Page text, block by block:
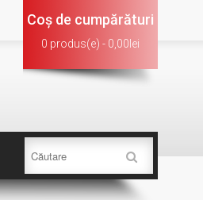
Coş de cumpărături
0 produs(e) - 0,00lei